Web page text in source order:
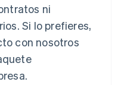
ni
Si lo prefieres,
con nosotros